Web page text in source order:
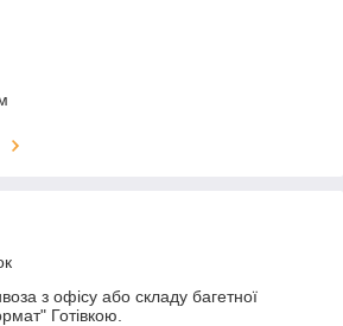
з офісу або складу багетної
Готівкою.